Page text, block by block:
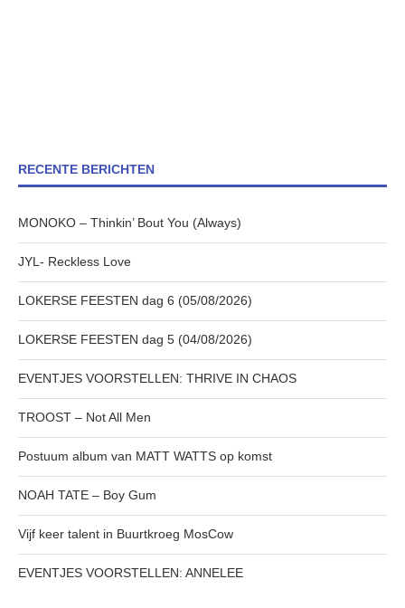
RECENTE BERICHTEN
MONOKO – Thinkin’ Bout You (Always)
JYL- Reckless Love
LOKERSE FEESTEN dag 6 (05/08/2026)
LOKERSE FEESTEN dag 5 (04/08/2026)
EVENTJES VOORSTELLEN: THRIVE IN CHAOS
TROOST – Not All Men
Postuum album van MATT WATTS op komst
NOAH TATE – Boy Gum
Vijf keer talent in Buurtkroeg MosCow
EVENTJES VOORSTELLEN: ANNELEE